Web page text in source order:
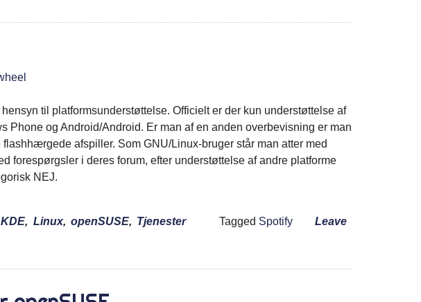
til platformsunderstøttelse. Officielt er der kun understøttelse af
Phone og Android/Android. Er man af en anden overbevisning er man
afspiller. Som GNU/Linux-bruger står man atter med
forespørgsler i deres forum, efter understøttelse af andre platforme
NEJ.
KDE, Linux, openSUSE, Tjenester Tagged Spotify
Leave